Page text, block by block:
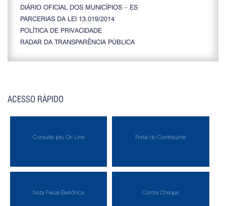
DIÁRIO OFICIAL DOS MUNICÍPIOS – ES
PARCERIAS DA LEI 13.019/2014
POLÍTICA DE PRIVACIDADE
RADAR DA TRANSPARÊNCIA PÚBLICA
ACESSO RÁPIDO
Consulte Iptu On-Line Portal do Contribuinte
Nota Fiscal Eletrônica Contra Cheque